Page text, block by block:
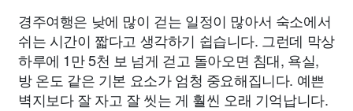
경주여행은 낮에 많이 걷는 일정이 많아서 숙소에서
쉬는 시간이 짧다고 생각하기 쉽습니다. 그런데 막상
하루에 1만 5천 보 넘게 걷고 돌아오면 침대, 욕실,
방 온도 같은 기본 요소가 엄청 중요해집니다. 예쁜
벽지보다 잘 자고 잘 씻는 게 훨씬 오래 기억납니다.